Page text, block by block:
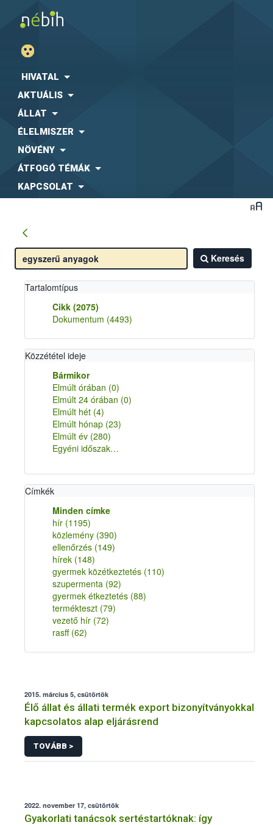
HIVATAL
AKTUÁLIS
ÁLLAT
ÉLELMISZER
NÖVÉNY
ÁTFOGÓ TÉMÁK
KAPCSOLAT
Keresés
Tartalomtípus
Cikk (2075)
Dokumentum (4493)
Közzététel ideje
Bármikor
Elmúlt órában (0)
Elmúlt 24 órában (0)
Elmúlt hét (4)
Elmúlt hónap (23)
Elmúlt év (280)
Egyéni időszak…
Címkék
Minden címke
hír (1195)
közlemény (390)
ellenőrzés (149)
hírek (148)
gyermek közétkeztetés (110)
szupermenta (92)
gyermek étkeztetés (88)
termékteszt (79)
vezető hír (72)
rasff (62)
2015. március 5, csütörtök
Élő állat és állati termék export bizonyítványokkal
kapcsolatos alap eljárásrend
TOVÁBB >
2022. november 17, csütörtök
Gyakorlati tanácsok sertéstartóknak: így